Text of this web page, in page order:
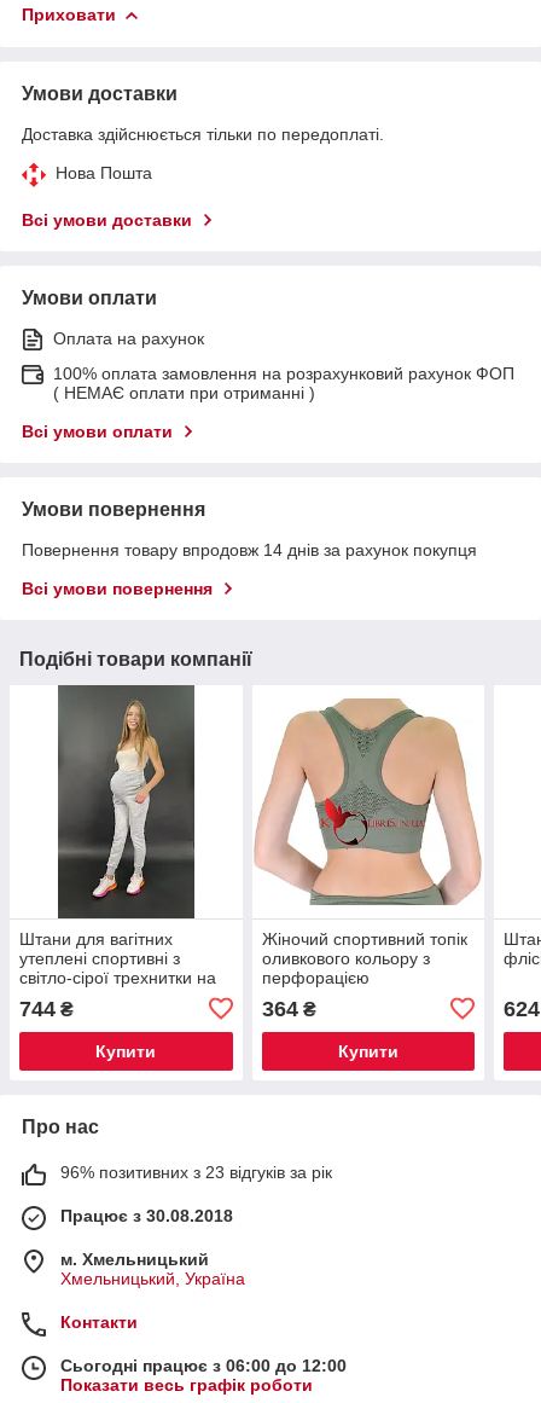
Приховати
Умови доставки
Доставка здійснюється тільки по передоплаті.
Нова Пошта
Всі умови доставки
Умови оплати
Оплата на рахунок
100% оплата замовлення на розрахунковий рахунок ФОП
( НЕМАЄ оплати при отриманні )
Всі умови оплати
Умови повернення
Повернення товару впродовж 14 днів за рахунок покупця
Всі умови повернення
Подібні товари компанії
Штани для вагітних
утеплені спортивні з
світло-сірої трехнитки на
744 ₴
Купити
Жіночий спортивний топік
оливкового кольору з
перфорацією
364₴
Купити
624
Про нас
96% позитивних з 23 відгуків за рік
Працює з 30.08.2018
м. Хмельницький
Хмельницький, Україна
Контакти
Сьогодні працює з 06:00 до 12:00
Показати весь графік роботи